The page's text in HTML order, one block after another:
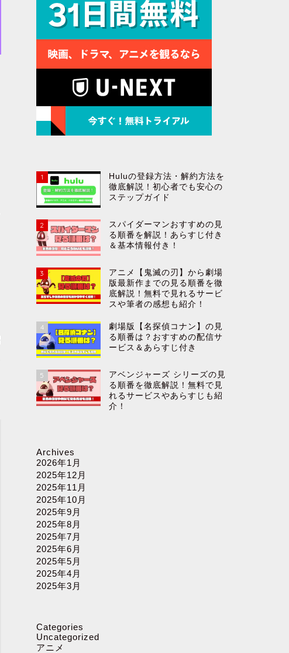
1
Huluの登録方法・解約方法を
徹底解説！初心者でも安心の
ステップガイド
2
スパイダーマンおすすめの見
る順番を解説！あらすじ付き
＆基本情報付き！
3
アニメ【鬼滅の刃】から劇場
版最新作までの見る順番を徹
底解説！無料で見れるサービ
スや筆者の感想も紹介！
4
劇場版【名探偵コナン】の見
る順番は？おすすめの配信サ
ービス＆あらすじ付き
5
アベンジャーズ シリーズの見
る順番を徹底解説！無料で見
れるサービスやあらすじも紹
介！
Archives
2026年1月
2025年12月
2025年11月
2025年10月
2025年9月
2025年8月
2025年7月
2025年6月
2025年5月
2025年4月
2025年3月
Categories
Uncategorized
アニメ